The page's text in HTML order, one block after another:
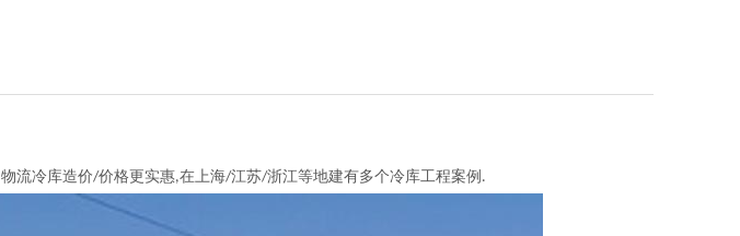
物流冷库造价/价格更实惠,在上海/江苏/浙江等地建有多个冷库工程案例 .